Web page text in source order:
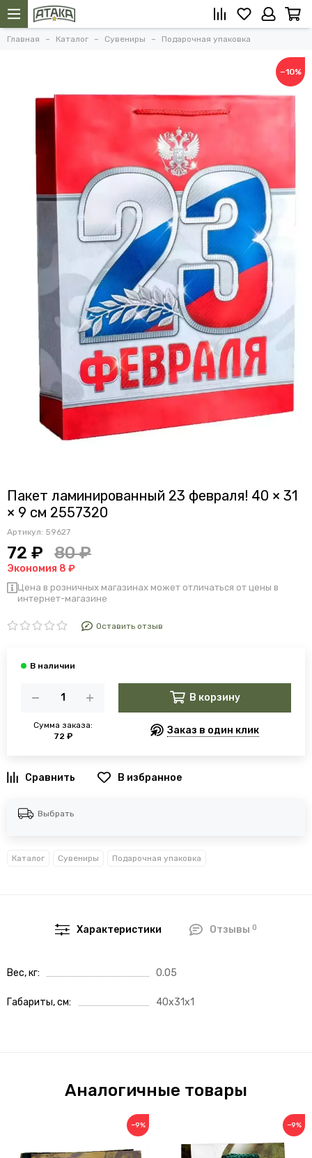
Главная Каталог Сувениры Подарочная упаковка
−10%
Пакет ламинированный 23 февраля! 40 × 31
× 9 см 2557320
Артикул: 59627
72 ₽ 80 ₽
Экономия 8 ₽
Цена в розничных магазинах может отличаться от цены в
интернет-магазине
Оставить отзыв
Сумма заказа:
72 ₽
В корзину
Заказ в один клик
В избранное
Выбрать
Каталог Сувениры Подарочная упаковка
Характеристики Отзывы 0
Вес, кг 0.05
Габариты, см 40x31x1
Аналогичные товары
−9% −9%